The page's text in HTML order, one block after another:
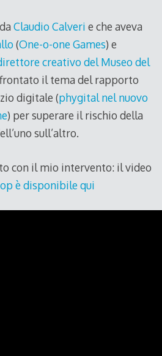
Claudio Calveri e che aveva
(One-o-one Games) e
creativo del Museo del
il tema del rapporto
digitale (phygital nel nuovo
) per superare il rischio della
sull’altro.
con il mio intervento: il video
è disponibile qui